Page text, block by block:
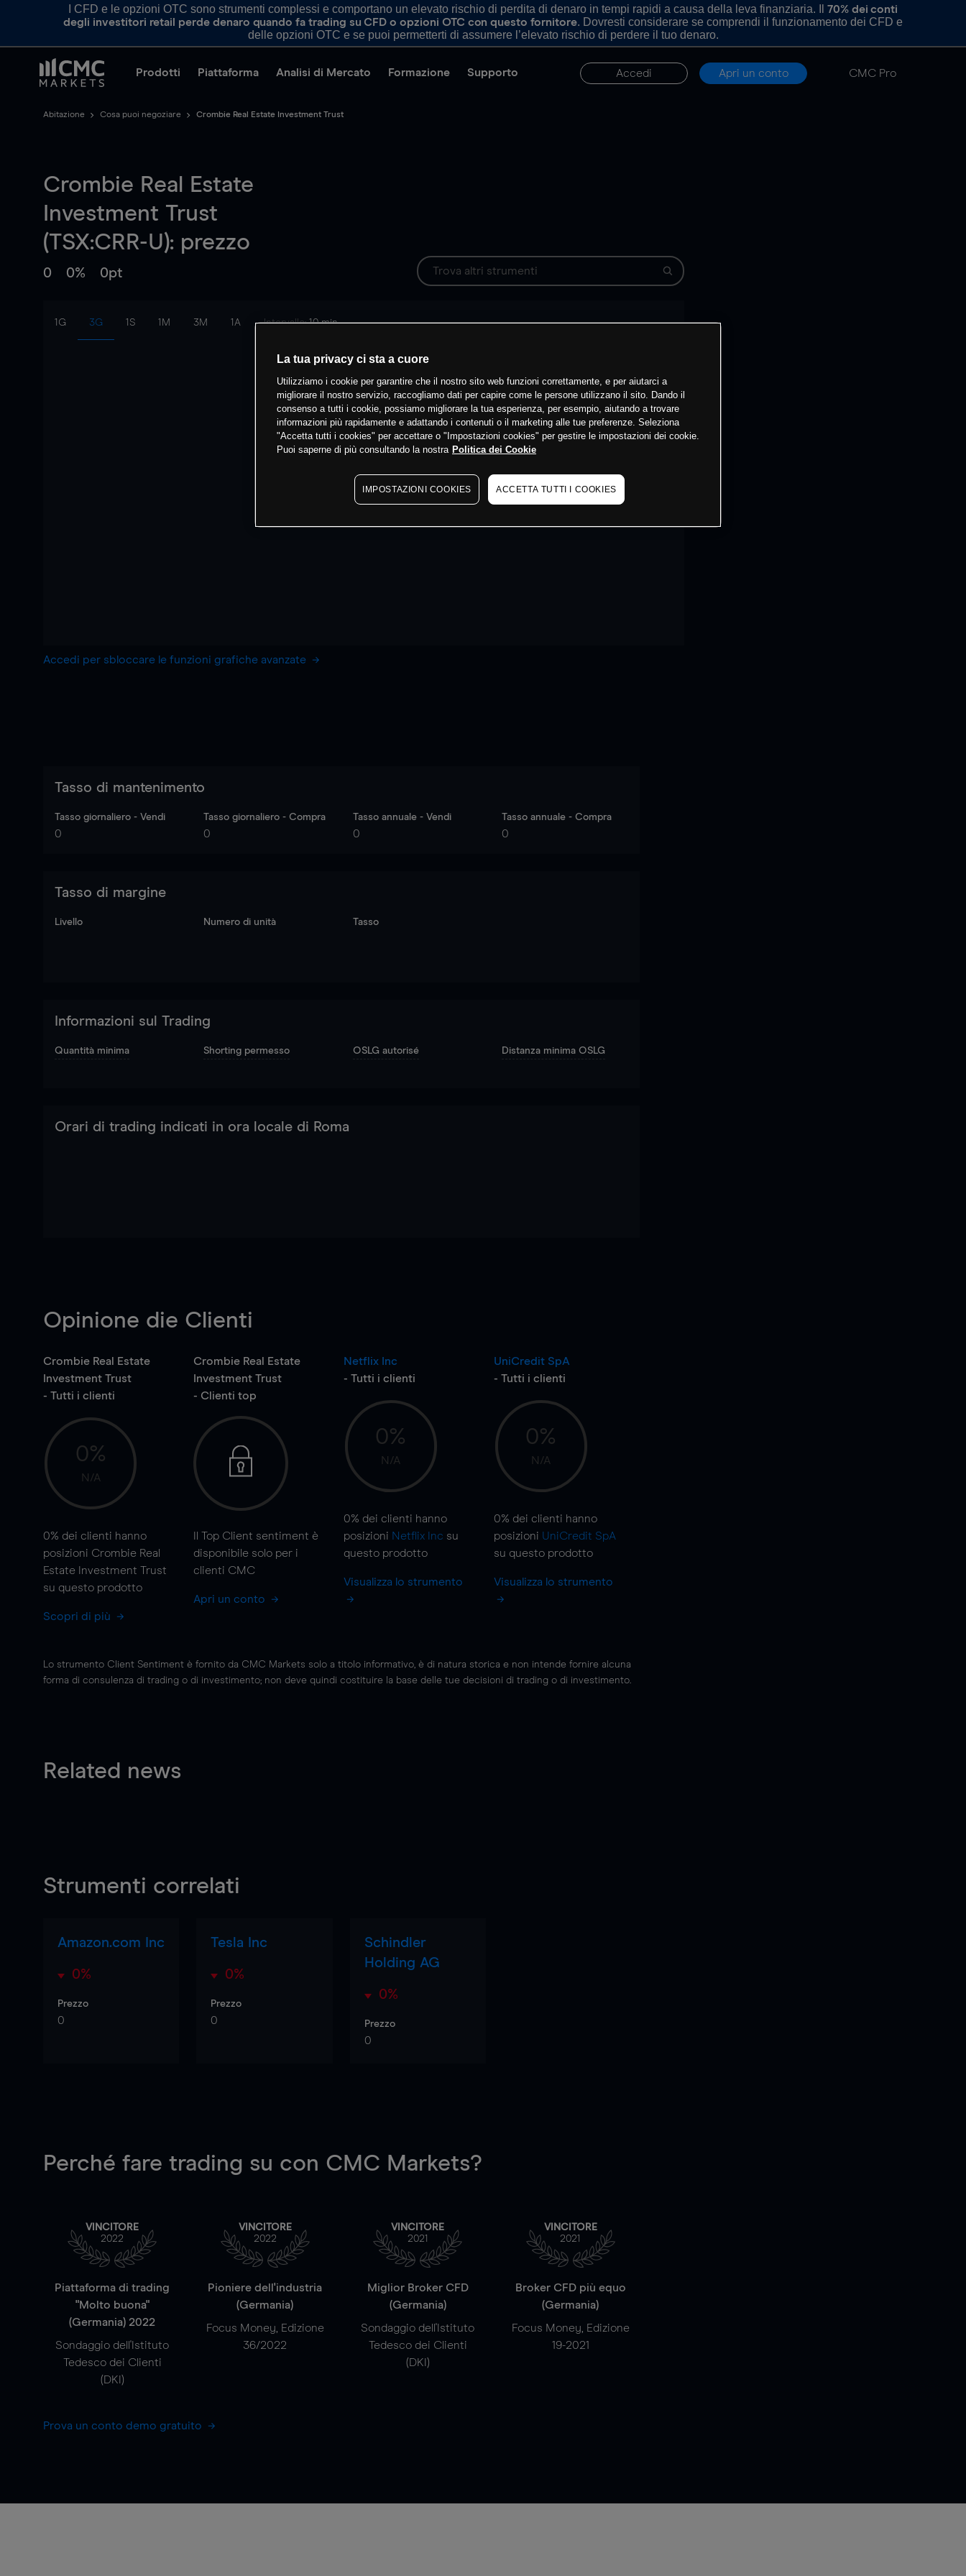
I CFD e le opzioni OTC sono strumenti complessi e comportano un elevato rischio di perdita di denaro in tempi rapidi a causa della leva finanziaria. Il 70% dei conti
degli investitori retail perde denaro quando fa trading su CFD o opzioni OTC con questo fornitore. Dovresti considerare se comprendi il funzionamento dei CFD e
delle opzioni OTC e se puoi permetterti di assumere l’elevato rischio di perdere il tuo denaro.
Prodotti Piattaforma Analisi di Mercato Formazione Supporto Accedi Apri un conto CMC Pro
Abitazione Cosa puoi negoziare Crombie Real Estate Investment Trust
Crombie Real Estate
Investment Trust
(TSX:CRR-U): prezzo
0 0% 0pt
1G 3G 1S 1M 3M 1A Intervallo:10 min
Accedi per sbloccare le funzioni grafiche avanzate
Tasso di mantenimento
Tasso giornaliero - Vendi
0
Tasso giornaliero - Compra
0
Tasso annuale - Vendi
0
Tasso annuale - Compra
0
Tasso di margine
Livello Numero di unità Tasso
Informazioni sul Trading
Quantità minima Shorting permesso OSLG autorisé Distanza minima OSLG
Orari di trading indicati in ora locale di Roma
Opinione die Clienti
Crombie Real Estate
Investment Trust
- Tutti i clienti
0%
N/A
0% dei clienti hanno
posizioni Crombie Real
Estate Investment Trust
su questo prodotto
Scopri di più
Crombie Real Estate
Investment Trust
- Clienti top
Il Top Client sentiment è
disponibile solo per i
clienti CMC
Apri un conto
Netflix Inc
- Tutti i clienti
0%
N/A
0% dei clienti hanno
posizioni Netflix Inc su
questo prodotto
Visualizza lo strumento
UniCredit SpA
- Tutti i clienti
0%
N/A
0% dei clienti hanno
posizioni UniCredit SpA
su questo prodotto
Visualizza lo strumento
Lo strumento Client Sentiment è fornito da CMC Markets solo a titolo informativo, è di natura storica e non intende fornire alcuna
forma di consulenza di trading o di investimento; non deve quindi costituire la base delle tue decisioni di trading o di investimento.
Related news
Strumenti correlati
Amazon.com Inc
0%
Prezzo
0
Tesla Inc
0%
Prezzo
0
Schindler
Holding AG
0%
Prezzo
0
Perché fare trading su con CMC Markets?
VINCITORE
2022
Piattaforma di trading
"Molto buona"
(Germania) 2022
Sondaggio dell'Istituto
Tedesco dei Clienti
(DKI)
VINCITORE
2022
Pioniere dell'industria
(Germania)
Focus Money, Edizione
36/2022
VINCITORE
2021
Miglior Broker CFD
(Germania)
Sondaggio dell'Istituto
Tedesco dei Clienti
(DKI)
VINCITORE
2021
Broker CFD più equo
(Germania)
Focus Money, Edizione
19-2021
Prova un conto demo gratuito
La tua privacy ci sta a cuore
Utilizziamo i cookie per garantire che il nostro sito web funzioni correttamente, e per aiutarci a
migliorare il nostro servizio, raccogliamo dati per capire come le persone utilizzano il sito. Dando il
consenso a tutti i cookie, possiamo migliorare la tua esperienza, per esempio, aiutando a trovare
informazioni più rapidamente e adattando i contenuti o il marketing alle tue preferenze. Seleziona
"Accetta tutti i cookies" per accettare o "Impostazioni cookies" per gestire le impostazioni dei cookie.
Puoi saperne di più consultando la nostra Politica dei Cookie
IMPOSTAZIONI COOKIES ACCETTA TUTTI I COOKIES